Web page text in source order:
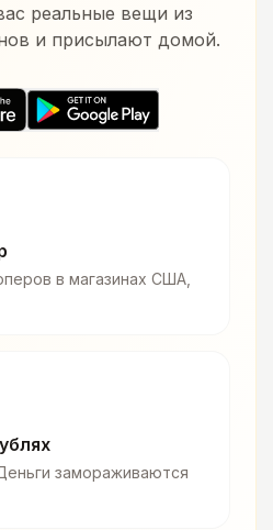
реальные вещи из
и присылают домой.
в магазинах США,
замораживаются